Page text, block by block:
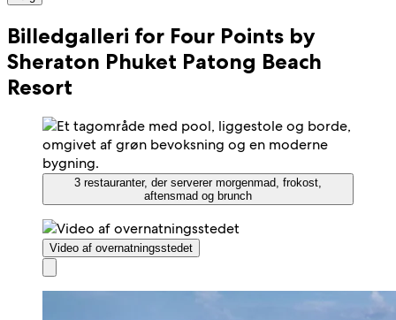
Billedgalleri for Four Points by
Sheraton Phuket Patong Beach
Resort
3 restauranter, der serverer morgenmad, frokost,
aftensmad og brunch
Video af overnatningsstedet